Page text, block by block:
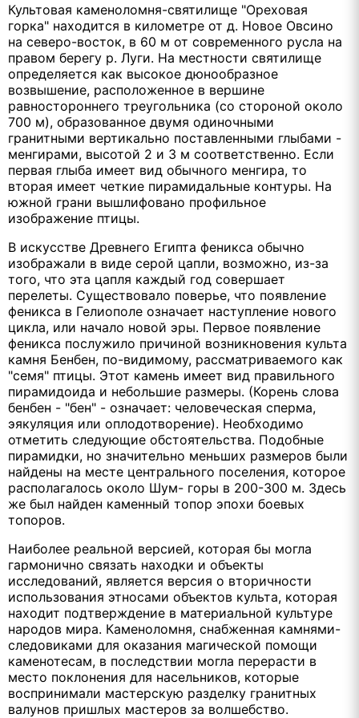
Культовая каменоломня-святилище "Ореховая
горка" находится в километре от д. Новое Овсино
на северо-восток, в 60 м от современного русла на
правом берегу р. Луги. На местности святилище
определяется как высокое дюнообразное
возвышение, расположенное в вершине
равностороннего треугольника (со стороной около
700 м), образованное двумя одиночными
гранитными вертикально поставленными глыбами -
менгирами, высотой 2 и 3 м соответственно. Если
первая глыба имеет вид обычного менгира, то
вторая имеет четкие пирамидальные контуры. На
южной грани вышлифовано профильное
изображение птицы.
В искусстве Древнего Египта феникса обычно
изображали в виде серой цапли, возможно, из-за
того, что эта цапля каждый год совершает
перелеты. Существовало поверье, что появление
феникса в Гелиополе означает наступление нового
цикла, или начало новой эры. Первое появление
феникса послужило причиной возникновения культа
камня Бенбен, по-видимому, рассматриваемого как
"семя" птицы. Этот камень имеет вид правильного
пирамидоида и небольшие размеры. (Корень слова
бенбен - "бен" - означает: человеческая сперма,
эякуляция или оплодотворение). Необходимо
отметить следующие обстоятельства. Подобные
пирамидки, но значительно меньших размеров были
найдены на месте центрального поселения, которое
располагалось около Шум- горы в 200-300 м. Здесь
же был найден каменный топор эпохи боевых
топоров.
Наиболее реальной версией, которая бы могла
гармонично связать находки и объекты
исследований, является версия о вторичности
использования этносами объектов культа, которая
находит подтверждение в материальной культуре
народов мира. Каменоломня, снабженная камнями-
следовиками для оказания магической помощи
каменотесам, в последствии могла перерасти в
место поклонения для насельников, которые
воспринимали мастерскую разделку гранитных
валунов пришлых мастеров за волшебство.